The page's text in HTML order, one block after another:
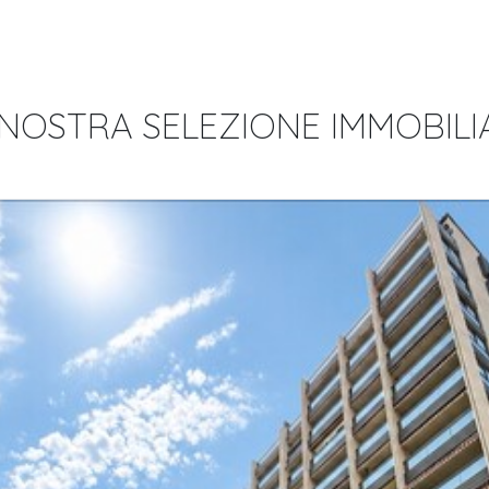
SELEZIONE